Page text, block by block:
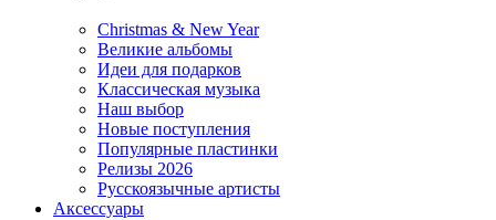
Christmas & New Year
Великие альбомы
Идеи для подарков
Классическая музыка
Наш выбор
Новые поступления
Популярные пластинки
Релизы 2026
Русскоязычные артисты
Аксессуары